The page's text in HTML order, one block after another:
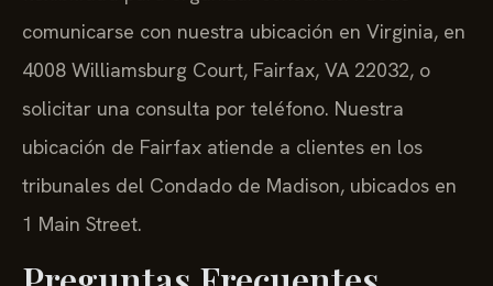
comunicarse con nuestra ubicación en Virginia, en
4008 Williamsburg Court, Fairfax, VA 22032, o
solicitar una consulta por teléfono. Nuestra
ubicación de Fairfax atiende a clientes en los
tribunales del Condado de Madison, ubicados en
1 Main Street.
Preguntas Frecuentes